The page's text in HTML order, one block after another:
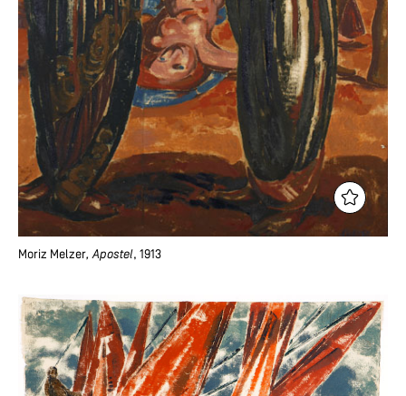
Moriz Melzer, Apostel, 1913